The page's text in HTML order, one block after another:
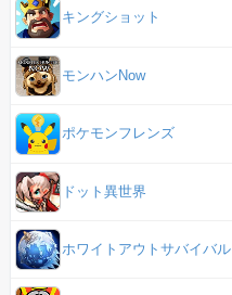
キングショット
モンハンNow
ポケモンフレンズ
ドット異世界
ホワイトアウトサバイバル